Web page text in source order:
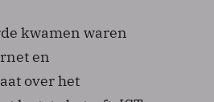
kwamen waren
en
over het